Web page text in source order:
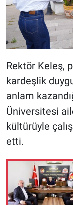
Rektör Keleş,
kardeşlik
anlam
Üniversitesi
kültürüyle
etti.